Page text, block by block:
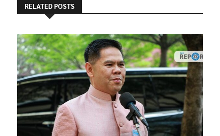
RELATED POSTS